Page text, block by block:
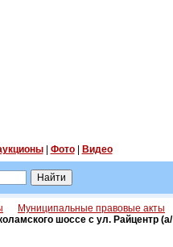
| Фото| Видео
Муниципальные правовые акты
шоссе с ул. Райцентр (а/